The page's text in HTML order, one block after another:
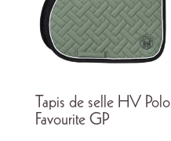
Tapis de selle HV Polo
Favourite GP